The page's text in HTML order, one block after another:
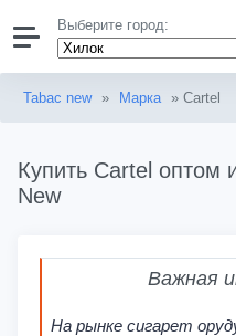
Выберите город:
Tabac new » Марка » Cartel
Купить Cartel оптом
New
Важная
На рынке сигарет